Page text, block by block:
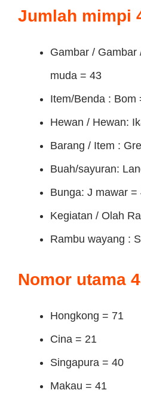
Jumlah mimpi
Gambar /
muda = 43
Item/Benda : Bom
Hewan / Hewan:
Barang / Item :
Buah/sayuran:
Bunga: J mawar =
Kegiatan / Olah
Rambu wayang :
Nomor utama
Hongkong = 71
Cina = 21
Singapura = 40
Makau = 41